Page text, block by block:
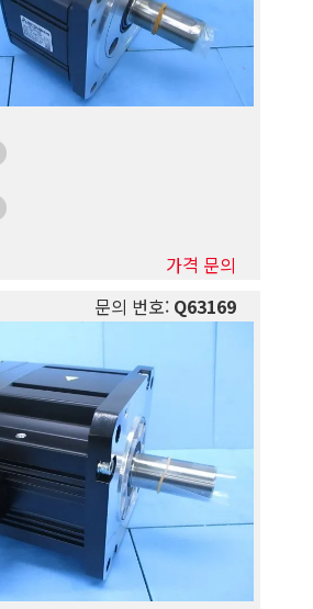
가격 문의
문의 번호:Q63169